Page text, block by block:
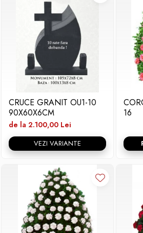
CRUCE GRANIT OU1-10
90X60X6CM
de la 2.100,00 Lei
VEZI VARIANTE
16